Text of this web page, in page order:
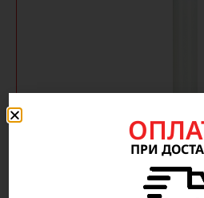
Облучатель-
ПРИ